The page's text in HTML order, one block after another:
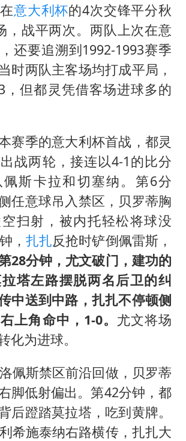
意大利杯的4次交锋平分秋
，战平两次。两队上次在意
还要追溯到1992-1993赛季
时两队主客场均打成平局，
，但都灵凭借客场进球多的
赛季的意大利杯首战，都灵
战两轮，接连以4-1的比分
斯卡拉和切塞纳。第6分
任意球吊入禁区，贝罗蒂胸
扫射，被内托轻松将球没
， 扎扎反抢时铲倒佩雷斯，
28分钟，尤文破门，建功的
塔左路摆脱两名后卫的纠
中送到中路，扎扎不停顿侧
上角命中，1-0。 尤文将场
化为进球。
佩斯禁区前沿回做，贝罗蒂
脚低射偏出。第42分钟，都
后蹬踏莫拉塔，吃到黄牌。
希施泰纳右路横传，扎扎大